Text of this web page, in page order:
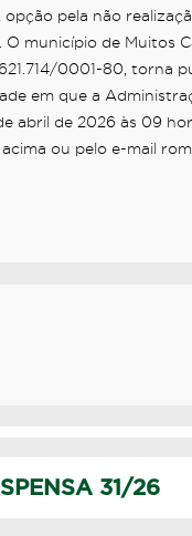
opção pela não
O município de Muitos
0001-80, torna
em que a
abril de 2026 às 09
ou pelo e-mail
31/26